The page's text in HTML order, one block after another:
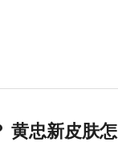
黄忠新皮肤怎